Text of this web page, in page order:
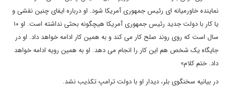
نماینده خاورمیانه ای رئیس جمهوری آمریکا شود. او درباره ایفای چنین نقشی و
یا کار با دولت جدید رئیس جمهوری آمریکا هیچگونه بحثی نداشته است. او ۱۰
سال است که روی روند صلح کار می کند و به همین کار ادامه خواهد داد. او در
جایگاه یک شخص هم این کار را انجام می دهد. او به همین رویه ادامه خواهد
داد. ختم کلام»
در بیانیه سخنگوی بلر، دیدار او با دولت ترامپ تکذیب نشد.